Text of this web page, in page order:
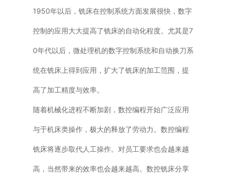
1950年以后，铣床在控制系统方面发展很快，数字
控制的应用大大提高了铣床的自动化程度。尤其是7
0年代以后，微处理机的数字控制系统和自动换刀系
统在铣床上得到应用，扩大了铣床的加工范围，提
高了加工精度与效率。
随着机械化进程不断加剧，数控编程开始广泛应用
与于机床类操作，极大的释放了劳动力。数控编程
铣床将逐步取代人工操作。对员工要求也会越来越
高，当然带来的效率也会越来越高。数控铣床分享